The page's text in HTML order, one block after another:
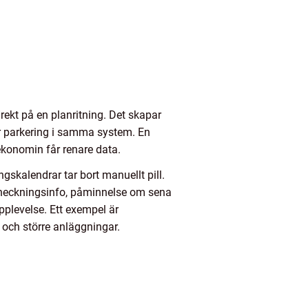
på en planritning. Det skapar
i samma system. En
får renare data.
tar bort manuellt pill.
påminnelse om sena
Ett exempel är
större anläggningar.